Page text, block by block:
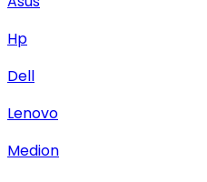
Hp
Dell
Lenovo
Medion